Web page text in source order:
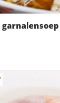
garnalensoep